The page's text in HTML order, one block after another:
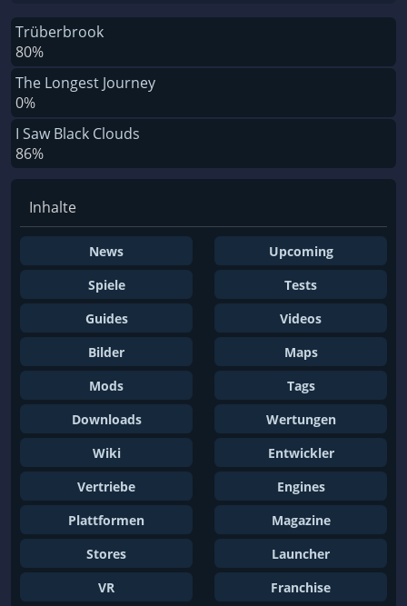
Trüberbrook
80%
The Longest Journey
0%
I Saw Black Clouds
86%
Inhalte
News
Upcoming
Spiele
Tests
Guides
Videos
Bilder
Maps
Mods
Tags
Downloads
Wertungen
Wiki
Entwickler
Vertriebe
Engines
Plattformen
Magazine
Stores
Launcher
VR
Franchise